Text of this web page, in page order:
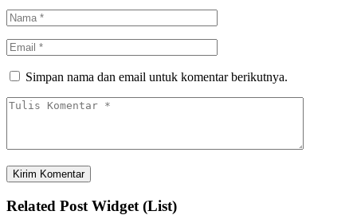
Simpan nama dan email untuk komentar berikutnya.
Related Post Widget (List)